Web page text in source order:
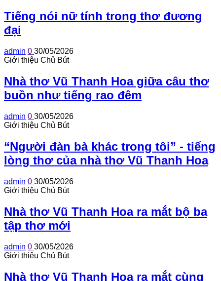
Tiếng nói nữ tính trong thơ đương
đại
admin 0 30/05/2026
Giới thiệu Chủ Bút
Nhà thơ Vũ Thanh Hoa giữa câu thơ
buồn như tiếng rao đêm
admin 0 30/05/2026
Giới thiệu Chủ Bút
“Người đàn bà khác trong tôi” - tiếng
lòng thơ của nhà thơ Vũ Thanh Hoa
admin 0 30/05/2026
Giới thiệu Chủ Bút
Nhà thơ Vũ Thanh Hoa ra mắt bộ ba
tập thơ mới
admin 0 30/05/2026
Giới thiệu Chủ Bút
Nhà thơ Vũ Thanh Hoa ra mắt cùng